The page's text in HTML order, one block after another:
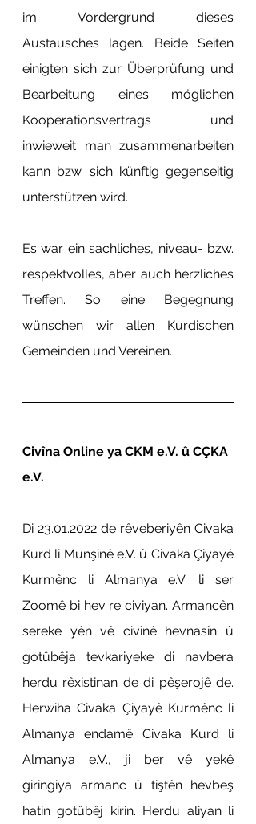
im Vordergrund dieses
Austausches lagen. Beide Seiten
einigten sich zur Überprüfung und
Bearbeitung eines möglichen
Kooperationsvertrags und
inwieweit man zusammenarbeiten
kann bzw. sich künftig gegenseitig
unterstützen wird.
Es war ein sachliches, niveau- bzw.
respektvolles, aber auch herzliches
Treffen. So eine Begegnung
wünschen wir allen Kurdischen
Gemeinden und Vereinen.
Civîna Online ya CKM e.V. û CÇKA
e.V.
Di 23.01.2022 de rêveberiyên Civaka
Kurd li Munşinê e.V. û Civaka Çiyayê
Kurmênc li Almanya e.V. li ser
Zoomê bi hev re civiyan. Armancên
sereke yên vê civînê hevnasîn û
gotûbêja tevkariyeke di navbera
herdu rêxistinan de di pêşerojê de.
Herwiha Civaka Çiyayê Kurmênc li
Almanya endamê Civaka Kurd li
Almanya e.V., ji ber vê yekê
giringiya armanc û tiştên hevbeş
hatin gotûbêj kirin. Herdu aliyan li